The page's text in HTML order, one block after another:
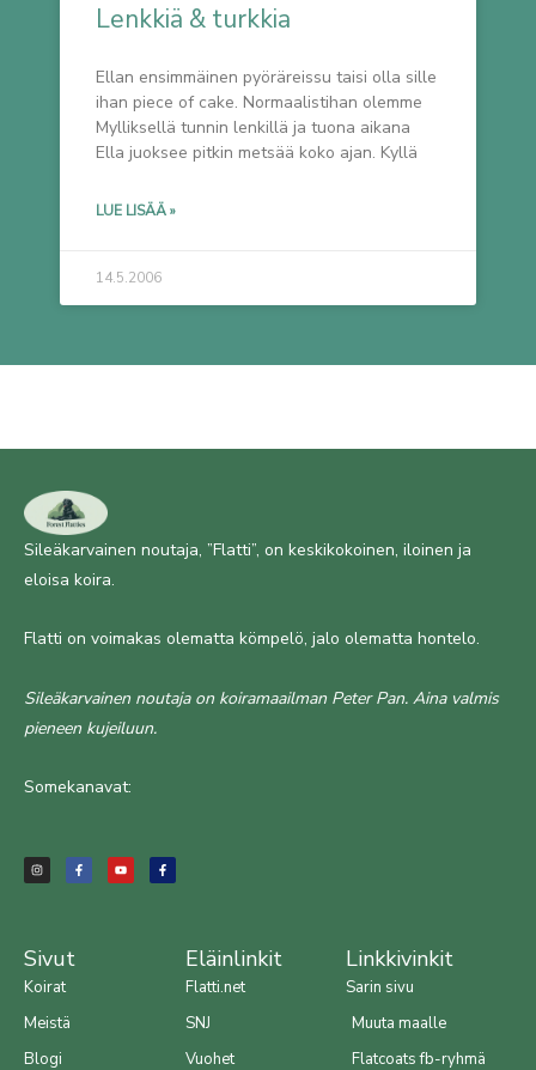
Lenkkiä & turkkia
Ellan ensimmäinen pyöräreissu taisi olla sille
ihan piece of cake. Normaalistihan olemme
Mylliksellä tunnin lenkillä ja tuona aikana
Ella juoksee pitkin metsää koko ajan. Kyllä
LUE LISÄÄ »
14.5.2006
Sileäkarvainen noutaja, ”Flatti”, on keskikokoinen, iloinen ja
eloisa koira.
Flatti on voimakas olematta kömpelö, jalo olematta hontelo.
Sileäkarvainen noutaja on koiramaailman Peter Pan. Aina valmis
pieneen kujeiluun.
Somekanavat:
s
t
a
c
e
b
u
t
u
c
e
b
Sivut
Koirat
Meistä
Blogi
Eläinlinkit
Flatti.net
SNJ
Vuohet
Linkkivinkit
Sarin sivu
Muuta maalle
Flatcoats fb-ryhmä